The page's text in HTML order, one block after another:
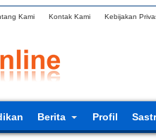
Kami Kontak Kami Kebijakan
Berita Profil